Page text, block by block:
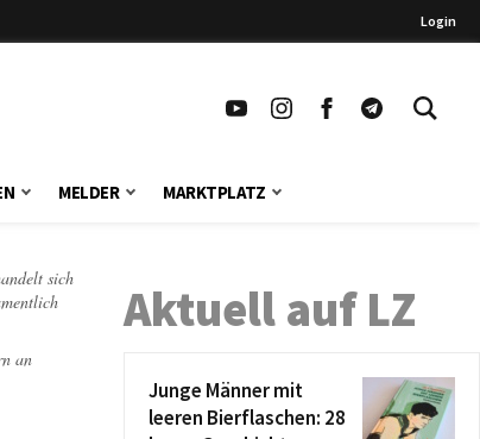
Login
MELDER MARKTPLATZ
sich
an
Aktuell auf LZ
Junge Männer mit
leeren Bierflaschen: 28